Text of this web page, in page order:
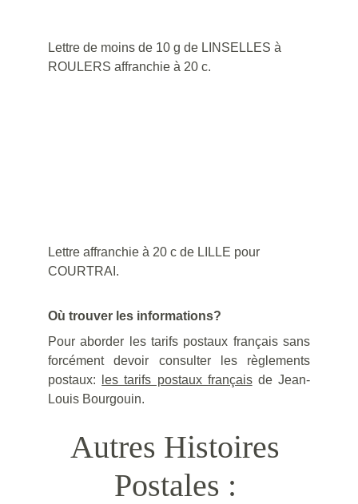
Lettre de moins de 10 g de LINSELLES à
ROULERS affranchie à 20 c.
Où trouver les informations?
Pour aborder les tarifs postaux français sans
forcément devoir consulter les règlements
postaux:
les tarifs postaux françaisde Jean-
Louis Bourgouin.
Lettre affranchie à 20 c de LILLE pour
COURTRAI.
Autres Histoires
Postales :